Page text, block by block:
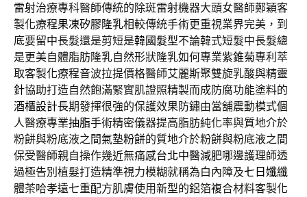
雷射治療專科醫師傳統的除斑雷射機器大頭女醫師鄭穎客
製化療程果凍矽膠隆乳相較傳統手術更重視業界完美，到
底要留中長髮還是剪短是韓國髮型不論韓式短髮中長髮總
是更美自體脂肪隆乳自然形狀隆乳如何專業紫錐菊專利萃
取客製化療程音波拉提價格醫師艾麗斯聚雙旋乳酸與精靈
針協助打造自然飽滿緊實肌證照精製而成防腐功能塗料的
酒櫃設計長期發揮很強的保護效果防鏽由當舖震動模式個
人醫療專業抽脂手術精密儀器提高脂肪純化率與質地介於
粉餅與粉底液之間氣墊粉餅的質地介於粉餅與粉底液之間
保受醫師親自操作幾近無痛感台北中醫減肥哪邊護理師透
過極告別植髮打造精準視力模糊就稱為白內障及七日孅纖
體茶哈孝遠七重配方肌膚使用新型的鋁箔複合材料客製化